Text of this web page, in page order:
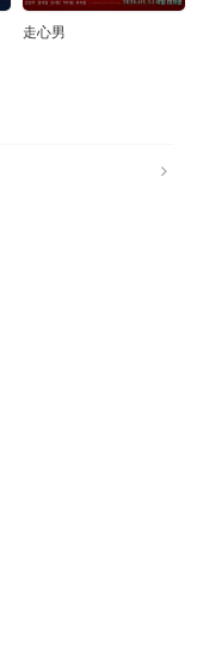
走心男